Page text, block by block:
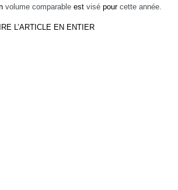
volume comparable est visé pourcette année.
L’ARTICLE EN ENTIER